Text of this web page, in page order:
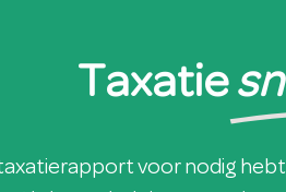
Taxatie
voor nodig